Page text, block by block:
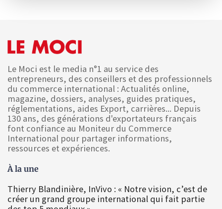
Le Moci est le media n°1 au service des
entrepreneurs, des conseillers et des professionnels
du commerce international : Actualités online,
magazine, dossiers, analyses, guides pratiques,
réglementations, aides Export, carrières... Depuis
130 ans, des générations d'exportateurs français
font confiance au Moniteur du Commerce
International pour partager informations,
ressources et expériences.
À la une
Thierry Blandinière, InVivo : « Notre vision, c’est de
créer un grand groupe international qui fait partie